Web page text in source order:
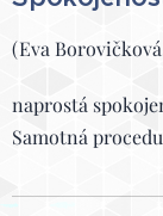
(Eva
naprostá
Samotná